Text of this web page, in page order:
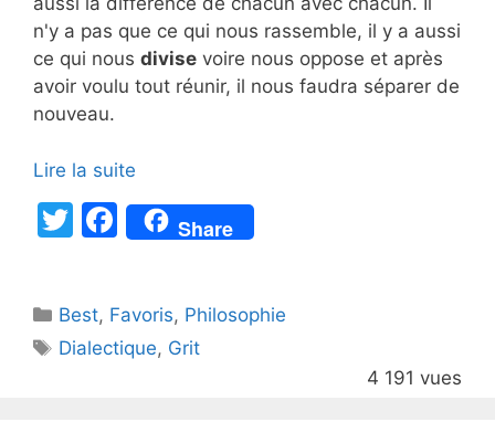
n'y a pas que ce qui nous rassemble, il y a aussi
ce qui nous divise voire nous oppose et après
avoir voulu tout réunir, il nous faudra séparer de
nouveau.
Lire la suite
T
er
F
a
e
b
Share
Catégories
Best, Favoris, Philosophie
Étiquettes
Dialectique, Grit
4 191 vues